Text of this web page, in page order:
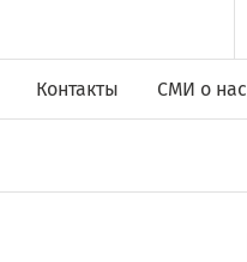
Контакты СМИ о нас